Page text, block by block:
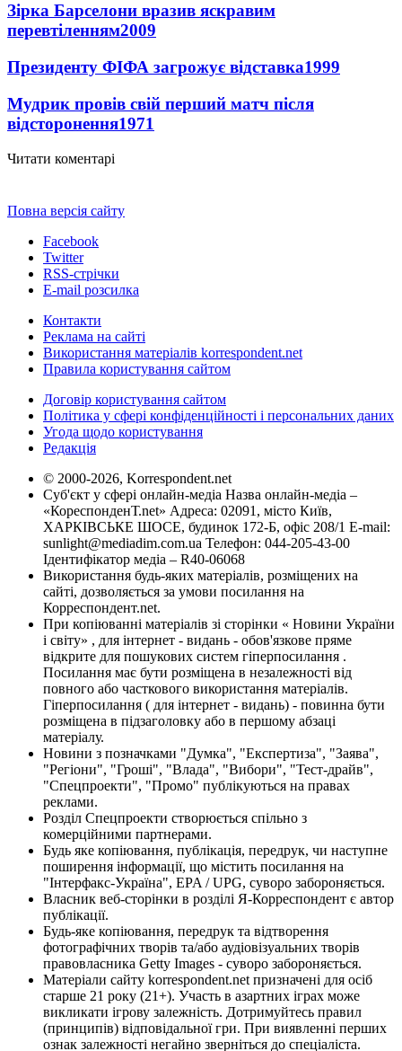
Зірка Барселони вразив яскравим
перевтіленням2009
Президенту ФІФА загрожує відставка1999
Мудрик провів свій перший матч після
відсторонення1971
Читати коментарі
Повна версія сайту
Facebook
Twitter
RSS-стрічки
E-mail розсилка
Контакти
Реклама на сайті
Використання матеріалів korrespondent.net
Правила користування сайтом
Договір користування сайтом
Політика у сфері конфіденційності і персональних даних
Угода щодо користування
Редакція
© 2000-2026, Korrespondent.net
Суб'єкт у сфері онлайн-медіа Назва онлайн-медіа –
«КореспонденТ.net» Адреса: 02091, місто Київ,
ХАРКІВСЬКЕ ШОСЕ, будинок 172-Б, офіс 208/1 E-mail:
sunlight@mediadim.com.ua Телефон: 044-205-43-00
Ідентифікатор медіа – R40-06068
Використання будь-яких матеріалів, розміщених на
сайті, дозволяється за умови посилання на
Корреспондент.net.
При копіюванні матеріалів зі сторінки « Новини України
і світу» , для інтернет - видань - обов'язкове пряме
відкрите для пошукових систем гіперпосилання .
Посилання має бути розміщена в незалежності від
повного або часткового використання матеріалів.
Гіперпосилання ( для інтернет - видань) - повинна бути
розміщена в підзаголовку або в першому абзаці
матеріалу.
Новини з позначками "Думка", "Експертиза", "Заява",
"Регіони", "Гроші", "Влада", "Вибори", "Тест-драйв",
"Спецпроекти", "Промо" публікуються на правах
реклами.
Розділ Спецпроекти створюється спільно з
комерційними партнерами.
Будь яке копіювання, публікація, передрук, чи наступне
поширення інформації, що містить посилання на
"Інтерфакс-Україна", EPA / UPG, суворо забороняється.
Власник веб-сторінки в розділі Я-Корреспондент є автор
публікації.
Будь-яке копіювання, передрук та відтворення
фотографічних творів та/або аудіовізуальних творів
правовласника Getty Images - суворо забороняється.
Матеріали сайту korrespondent.net призначені для осіб
старше 21 року (21+). Участь в азартних іграх може
викликати ігрову залежність. Дотримуйтесь правил
(принципів) відповідальної гри. При виявленні перших
ознак залежності негайно зверніться до спеціаліста.